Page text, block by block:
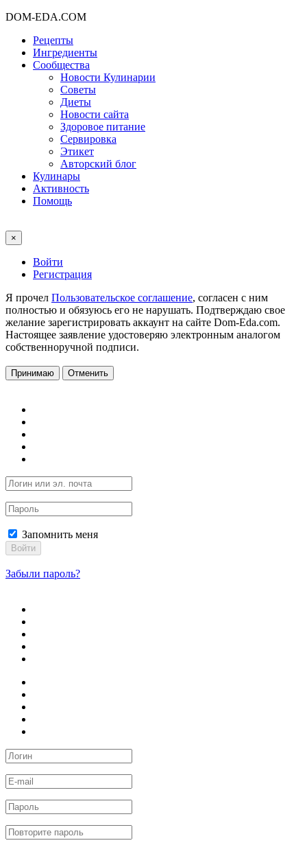
DOM-EDA.COM
Рецепты
Ингредиенты
Сообщества
Новости Кулинарии
Советы
Диеты
Новости сайта
Здоровое питание
Сервировка
Этикет
Авторский блог
Кулинары
Активность
Помощь
×
Войти
Регистрация
Я прочел Пользовательское соглашение, согласен с ним
полностью и обязуюсь его не нарушать. Подтверждаю свое
желание зарегистрировать аккаунт на сайте Dom-Eda.com.
Настоящее заявление удостоверяю электронным аналогом
собственноручной подписи.
Принимаю Отменить
Запомнить меня
Войти
Забыли пароль?